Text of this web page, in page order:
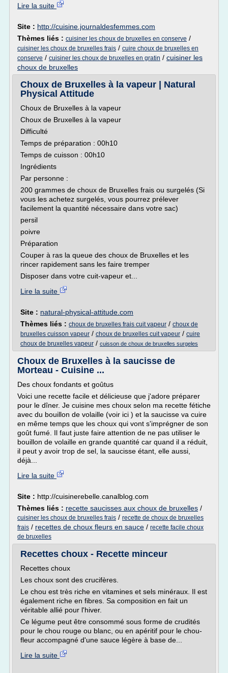
Lire la suite
Site : http://cuisine.journaldesfemmes.com
Thèmes liés : cuisiner les choux de bruxelles en conserve /
cuisiner les choux de bruxelles frais / cuire choux de bruxelles en
conserve / cuisiner les choux de bruxelles en gratin / cuisiner les
choux de bruxelles
Choux de Bruxelles à la vapeur | Natural
Physical Attitude
Choux de Bruxelles à la vapeur
Choux de Bruxelles à la vapeur
Difficulté
Temps de préparation : 00h10
Temps de cuisson : 00h10
Ingrédients
Par personne :
200 grammes de choux de Bruxelles frais ou surgelés (Si
vous les achetez surgelés, vous pourrez prélever
facilement la quantité nécessaire dans votre sac)
persil
poivre
Préparation
Couper à ras la queue des choux de Bruxelles et les
rincer rapidement sans les faire tremper
Disposer dans votre cuit-vapeur et...
Lire la suite
Site : natural-physical-attitude.com
Thèmes liés : choux de bruxelles frais cuit vapeur / choux de
bruxelles cuisson vapeur / choux de bruxelles cuit vapeur / cuire
choux de bruxelles vapeur / cuisson de choux de bruxelles surgeles
Choux de Bruxelles à la saucisse de
Morteau - Cuisine ...
Des choux fondants et goûtus
Voici une recette facile et délicieuse que j'adore préparer
pour le dîner. Je cuisine mes choux selon ma recette fétiche
avec du bouillon de volaille (voir ici ) et la saucisse va cuire
en même temps que les choux qui vont s'imprégner de son
goût fumé. Il faut juste faire attention de ne pas utiliser le
bouillon de volaille en grande quantité car quand il a réduit,
il peut y avoir trop de sel, la saucisse étant, elle aussi,
déjà...
Lire la suite
Site : http://cuisinerebelle.canalblog.com
Thèmes liés : recette saucisses aux choux de bruxelles /
cuisiner les choux de bruxelles frais / recette de choux de bruxelles
frais / recettes de choux fleurs en sauce / recette facile choux
de bruxelles
Recettes choux - Recette minceur
Recettes choux
Les choux sont des crucifères.
Le chou est très riche en vitamines et sels minéraux. Il est
également riche en fibres. Sa composition en fait un
véritable allié pour l'hiver.
Ce légume peut être consommé sous forme de crudités
pour le chou rouge ou blanc, ou en apéritif pour le chou-
fleur accompagné d'une sauce légère à base de...
Lire la suite